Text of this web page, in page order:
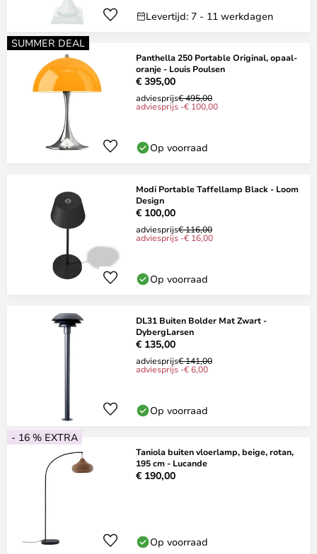
Levertijd: 7 - 11 werkdagen
SUMMER DEAL
Panthella 250 Portable Original, opaal-
oranje - Louis Poulsen
€ 395,00
adviesprijs€ 495,00
adviesprijs -€ 100,00
Op voorraad
Modi Portable Taffellamp Black - Loom
Design
€ 100,00
adviesprijs€ 116,00
adviesprijs -€ 16,00
Op voorraad
DL31 Buiten Bolder Mat Zwart -
DybergLarsen
€ 135,00
adviesprijs€ 141,00
adviesprijs -€ 6,00
Op voorraad
- 16 % EXTRA
Taniola buiten vloerlamp, beige, rotan,
195 cm - Lucande
€ 190,00
Op voorraad